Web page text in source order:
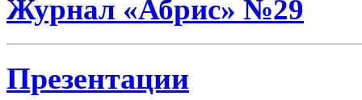
Журнал «Абрис» №29
Презентации